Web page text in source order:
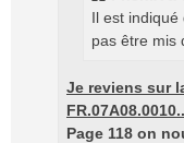
Il est
pas être mis
Je reviens sur
Page 118 on